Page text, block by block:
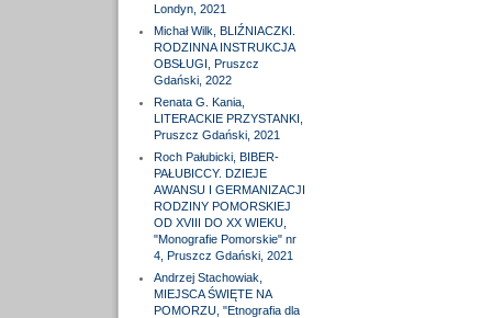
Londyn, 2021
Michał Wilk, BLIŹNIACZKI.
RODZINNA INSTRUKCJA
OBSŁUGI, Pruszcz
Gdański, 2022
Renata G. Kania,
LITERACKIE PRZYSTANKI,
Pruszcz Gdański, 2021
Roch Pałubicki, BIBER-
PAŁUBICCY. DZIEJE
AWANSU I GERMANIZACJI
RODZINY POMORSKIEJ
OD XVIII DO XX WIEKU,
"Monografie Pomorskie" nr
4, Pruszcz Gdański, 2021
Andrzej Stachowiak,
MIEJSCA ŚWIĘTE NA
POMORZU, "Etnografia dla